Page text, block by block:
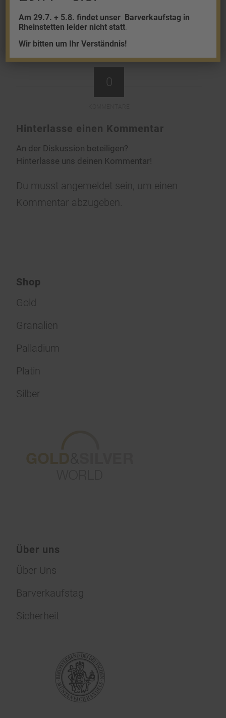
0
Hinterlasse einen Kommentar
An der Diskussion beteiligen?
Hinterlasse uns deinen Kommentar!
Du musst angemeldet sein, um einen
Kommentar abzugeben.
Shop
Gold
Granalien
Palladium
Platin
Silber
Über uns
Über Uns
Barverkaufstag
Sicherheit
Am 29.7. + 5.8. findet unser Barverkaufstag in
Rheinstetten leider nicht statt.
Wir bitten um Ihr Verständnis!